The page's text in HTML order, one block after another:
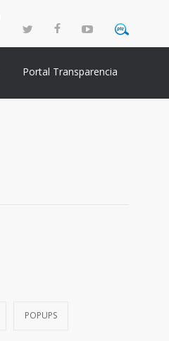
Portal Transparencia
POPUPS